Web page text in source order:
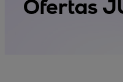
Ofertas